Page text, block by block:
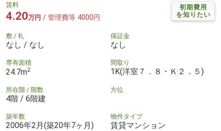
初期費用
を知りたい
賃料
4.20万円 / 管理費等 4000円
敷 / 礼
なし / なし
保証金
なし
専有面積
24.7m2
間取り
1K(洋室７．８・Ｋ２．５)
所在階 / 階数
4階 / 6階建
方位
築年数
2006年2月(築20年7ヶ月)
物件タイプ
賃貸マンション